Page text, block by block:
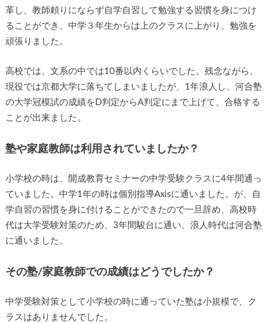
革し、教師頼りにならず自学自習して勉強する習慣を身につけ
ることができ、中学３年生からは上のクラスに上がり、勉強を
頑張りました。
高校では、文系の中では10番以内くらいでした。残念ながら、
現役では京都大学に落ちてしまいましたが、1年浪人し、河合塾
の大学冠模試の成績をD判定からA判定にまで上げて、合格する
ことが出来ました。
塾や家庭教師は利用されていましたか？
小学校の時は、開成教育セミナーの中学受験クラスに4年間通っ
ていました。中学1年の時は個別指導Axisに通いました。が、自
学自習の習慣を身に付けることができたので一旦辞め、高校時
代は大学受験対策のため、3年間駿台に通い、浪人時代は河合塾
に通いました。
その塾/家庭教師での成績はどうでしたか？
中学受験対策として小学校の時に通っていた塾は小規模で、ク
ラスはありませんでした。